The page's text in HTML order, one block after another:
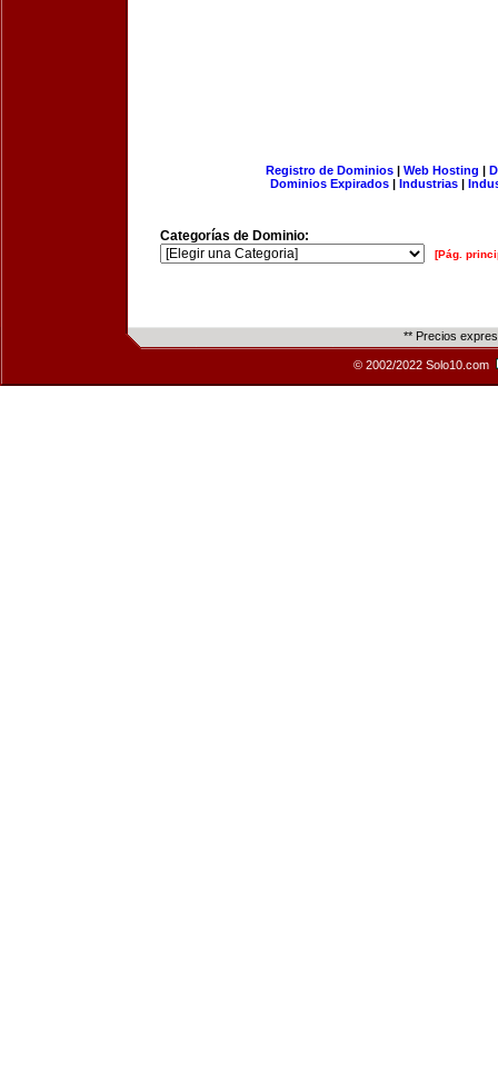
Registro de Dominios| Web Hosting |
Dominios Expirados | Industrias |
Categorías de Dominio:
[Pág.
** Precios
© 2002/2022 Solo10.com